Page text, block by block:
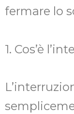
fermare lo
1. Cos’è